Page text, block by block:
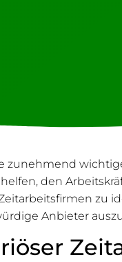
zunehmend
den
zu
Anbieter